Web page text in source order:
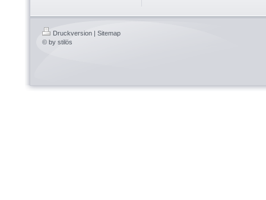
Druckversion | Sitemap
© by stilös